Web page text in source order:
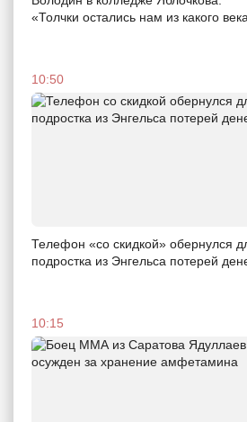
«Толчки остались нам из какого
10:50
Телефон «со скидкой» обернулся
подростка из Энгельса потерей
10:15